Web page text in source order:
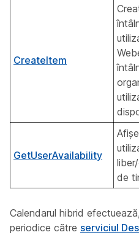
CreateItem
GetUserAvailability
de
Calendarul hibrid
periodice către serviciul